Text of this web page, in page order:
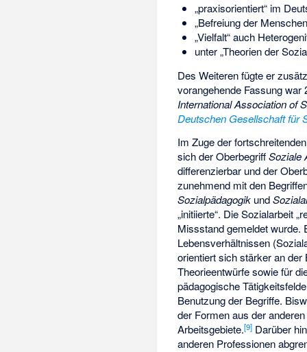
„praxisorientiert“ im
„Befreiung der
„Vielfalt“ auch
unter „Theorien der
Des Weiteren fügte er
vorangehende Fassung war
International Association of
Deutschen Gesellschaft für
Im Zuge der
sich der OberbegriffSoziale
differenzierbar und der
zunehmend mit den
Sozialpädagogik und
„initiierte“. Die Sozialarbeit
Missstand gemeldet wurde.
Lebensverhältnissen
orientiert sich stärker an der
Theorieentwürfe sowie für
pädagogische
Benutzung der Begriffe.
der Formen aus der
Arbeitsgebiete.[9] Darüber
anderen Professionen